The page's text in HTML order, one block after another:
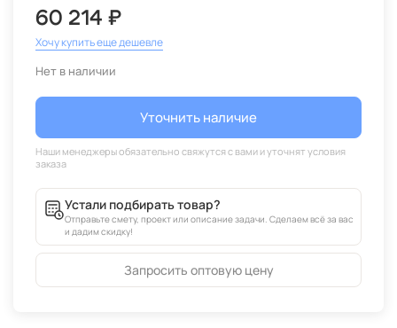
60 214 ₽
Хочу купить еще дешевле
Нет в наличии
Уточнить наличие
Устали подбирать товар?
Отправьте смету, проект или описание задачи. Сделаем всё за вас
и дадим скидку!
Запросить оптовую цену